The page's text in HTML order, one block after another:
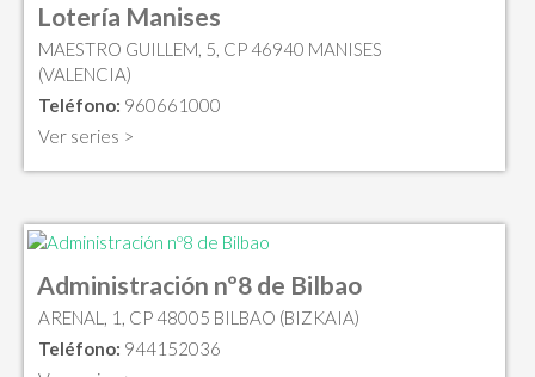
Lotería Manises
MAESTRO GUILLEM, 5, CP 46940 MANISES
(VALENCIA)
Teléfono: 960661000
Ver series >
Administración nº8 de Bilbao
ARENAL, 1, CP 48005 BILBAO (BIZKAIA)
Teléfono: 944152036